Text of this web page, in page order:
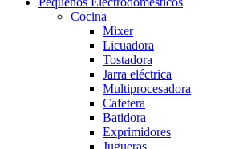
Cocina
Mixer
Licuadora
Tostadora
Jarra eléctrica
Multiprocesadora
Cafetera
Batidora
Exprimidores